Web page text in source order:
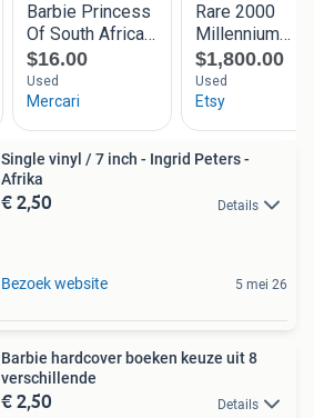
Single vinyl / 7 inch - Ingrid Peters -
Afrika
€ 2,50 Details
Bezoek website 5 mei 26
Barbie hardcover boeken keuze uit 8
verschillende
€ 2,50 Details